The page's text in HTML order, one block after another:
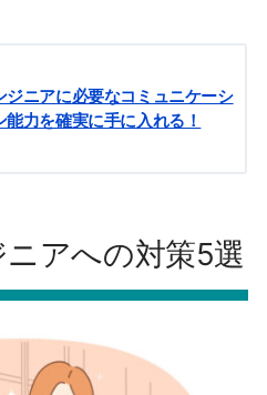
ジニアに必要なコミュニケーシ
能力を確実に手に入れる！
アへの対策5選